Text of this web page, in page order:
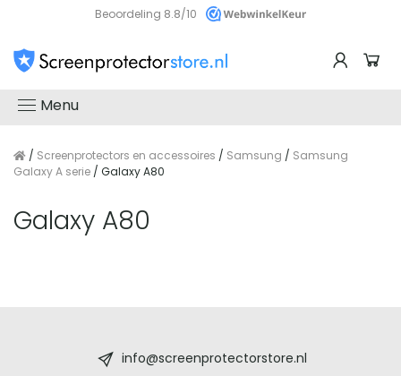
Beoordeling 8.8/10
Menu
/ Screenprotectors en accessoires / Samsung / Samsung
Galaxy A serie / Galaxy A80
Galaxy A80
info@screenprotectorstore.nl